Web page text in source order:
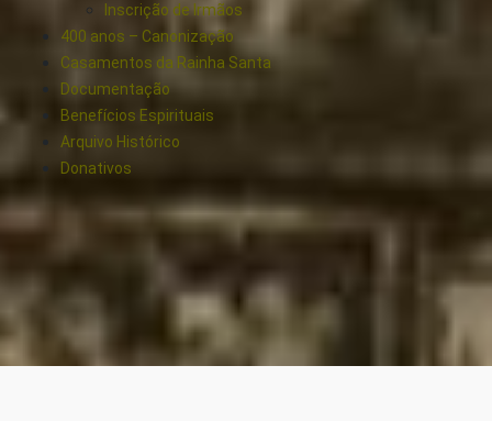
Inscrição de Irmãos
400 anos – Canonização
Casamentos da Rainha Santa
Documentação
Benefícios Espirituais
Arquivo Histórico
Donativos